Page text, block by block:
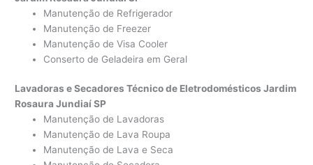
Manutenção de Refrigerador
Manutenção de Freezer
Manutenção de Visa Cooler
Conserto de Geladeira em Geral
Lavadoras e Secadores Técnico de Eletrodomésticos Jardim
Rosaura Jundiaí SP
Manutenção de Lavadoras
Manutenção de Lava Roupa
Manutenção de Lava e Seca